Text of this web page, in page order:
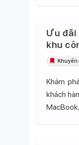
Ưu đãi
khu
Khám
khách
MacBook,
Khuyến